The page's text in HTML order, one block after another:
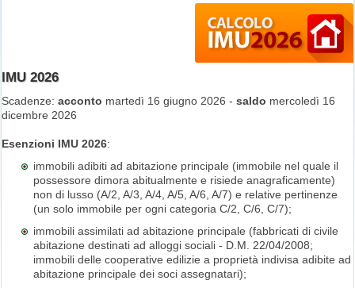
IMU 2026
Scadenze: acconto martedì 16 giugno 2026 - saldo mercoledì 16
dicembre 2026
Esenzioni IMU 2026:
immobili adibiti ad abitazione principale (immobile nel quale il
possessore dimora abitualmente e risiede anagraficamente)
non di lusso (A/2, A/3, A/4, A/5, A/6, A/7) e relative pertinenze
(un solo immobile per ogni categoria C/2, C/6, C/7);
immobili assimilati ad abitazione principale (fabbricati di civile
abitazione destinati ad alloggi sociali - D.M. 22/04/2008;
immobili delle cooperative edilizie a proprietà indivisa adibite ad
abitazione principale dei soci assegnatari);